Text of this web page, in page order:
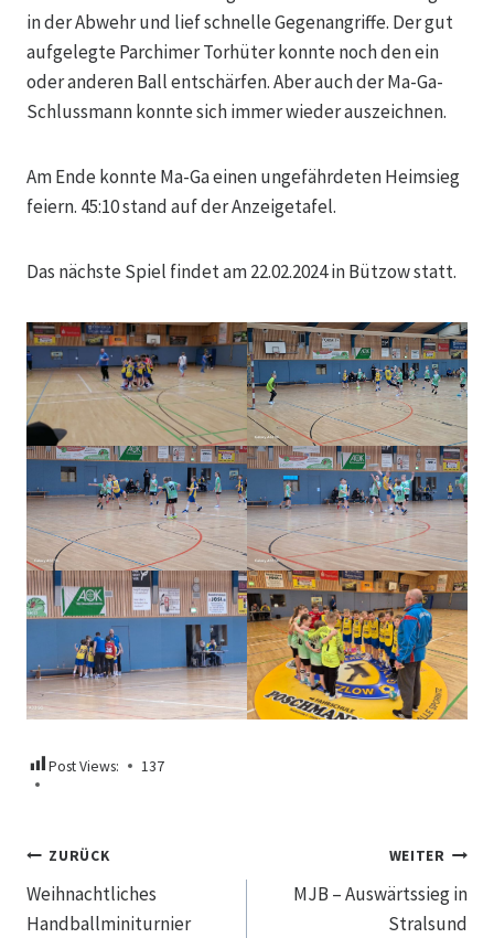
in der Abwehr und lief schnelle Gegenangriffe. Der gut
aufgelegte Parchimer Torhüter konnte noch den ein
oder anderen Ball entschärfen. Aber auch der Ma-Ga-
Schlussmann konnte sich immer wieder auszeichnen.
Am Ende konnte Ma-Ga einen ungefährdeten Heimsieg
feiern. 45:10 stand auf der Anzeigetafel.
Das nächste Spiel findet am 22.02.2024 in Bützow statt.
Post Views: 137
Beitragsnavigation
ZURÜCK
Weihnachtliches
Handballminiturnier
WEITER
MJB – Auswärtssieg in
Stralsund